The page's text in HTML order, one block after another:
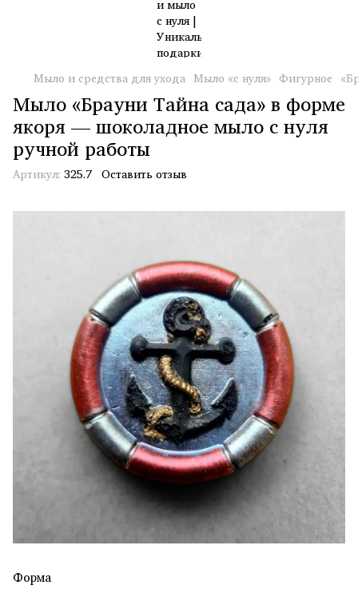
Мыло и средства для ухода Мыло «с нуля» Фигурное
Мыло «Брауни Тайна сада» в форме
якоря — шоколадное мыло с нуля
ручной работы
Артикул: 325.7 Оставить отзыв
Форма